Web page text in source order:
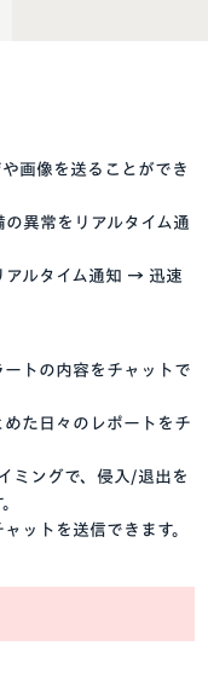
画像を送ることができ
異常をリアルタイム通
アルタイム通知 → 迅速
トの内容をチャットで
た日々のレポートをチ
ミングで、侵入/退出を
ットを送信できます。